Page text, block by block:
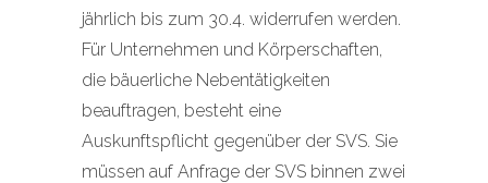
jährlich bis zum 30.4. widerrufen werden.
Für Unternehmen und Körperschaften,
die bäuerliche Nebentätigkeiten
beauftragen, besteht eine
Auskunftspflicht gegenüber der SVS. Sie
müssen auf Anfrage der SVS binnen zwei